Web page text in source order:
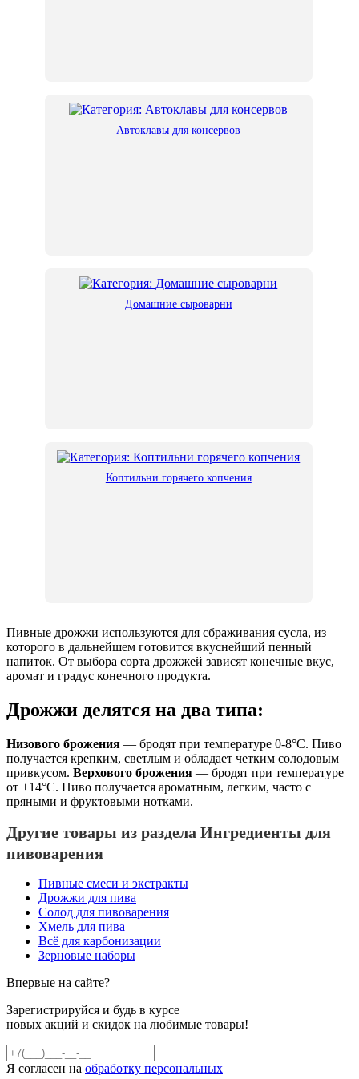
Автоклавы для консервов
Домашние сыроварни
Коптильни горячего копчения
Пивные дрожжи используются для сбраживания сусла, из
которого в дальнейшем готовится вкуснейший пенный
напиток. От выбора сорта дрожжей зависят конечные вкус,
аромат и градус конечного продукта.
Дрожжи делятся на два типа:
Низового брожения — бродят при температуре 0-8°С. Пиво
получается крепким, светлым и обладает четким солодовым
привкусом. Верхового брожения — бродят при температуре
от +14°С. Пиво получается ароматным, легким, часто с
пряными и фруктовыми нотками.
Другие товары из раздела Ингредиенты для
пивоварения
Пивные смеси и экстракты
Дрожжи для пива
Солод для пивоварения
Хмель для пива
Всё для карбонизации
Зерновые наборы
Впервые на сайте?
Зарегистрируйся и будь в курсе
новых акций и скидок на любимые товары!
Я согласен на обработку персональных